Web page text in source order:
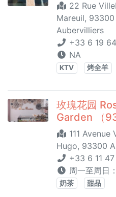
22 Rue
Mareuil, 93300
Aubervilliers
+33 6 19
NA
KTV 烤全羊
玫瑰花园
Garden （93
111 Avenue
Hugo, 93300
+33 6 11 47
周一至周日
奶茶 甜品